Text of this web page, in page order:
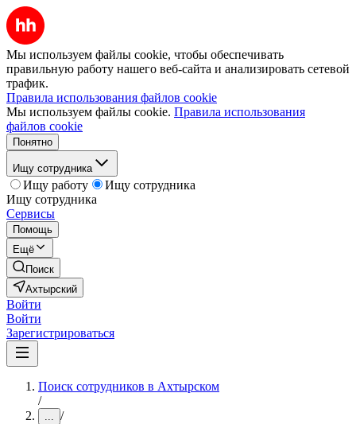
Мы используем файлы cookie, чтобы обеспечивать
правильную работу нашего веб-сайта и анализировать сетевой
трафик.
Правила использования файлов cookie
Мы используем файлы cookie. Правила использования
файлов cookie
Понятно
Ищу сотрудника
Ищу работу
Ищу сотрудника
Ищу сотрудника
Сервисы
Помощь
Ещё
Поиск
Ахтырский
Войти
Войти
Зарегистрироваться
Поиск сотрудников в Ахтырском
/
... /